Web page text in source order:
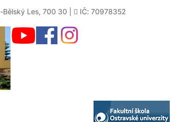
Bělský Les, 700 30 | IČ: 70978352